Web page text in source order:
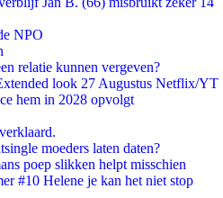
NPO
relatie kunnen vergeven?
look 27 Augustus Netflix/YT
hem in 2028 opvolgt
moeders laten daten?
poep slikken helpt misschien
#10 Helene je kan het niet stop